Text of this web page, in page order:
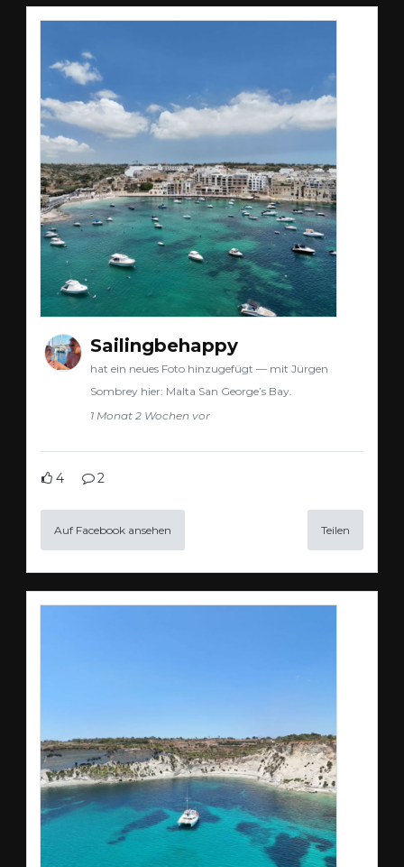
Sailingbehappy
hat ein neues Foto hinzugefügt — mit Jürgen
Sombrey hier: Malta San George’s Bay.
1 Monat 2 Wochen vor
4 2
Auf Facebook ansehen Teilen